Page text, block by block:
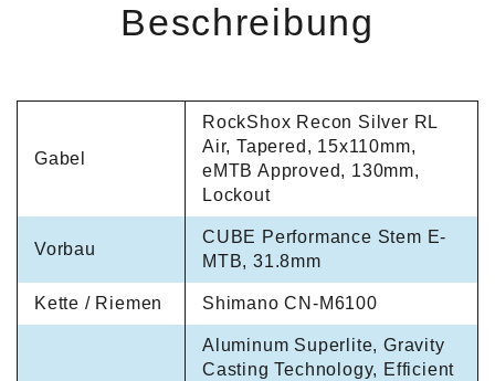
Beschreibung
Gabel
RockShox Recon Silver RL
Air, Tapered, 15x110mm,
eMTB Approved, 130mm,
Lockout
Vorbau
CUBE Performance Stem E-
MTB, 31.8mm
Kette / Riemen Shimano CN-M6100
Aluminum Superlite, Gravity
Casting Technology, Efficient